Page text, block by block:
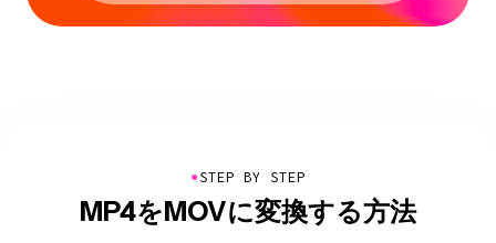
●STEP BY STEP
MP4をMOVに変換する方法